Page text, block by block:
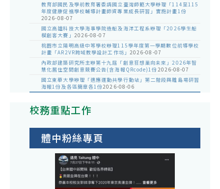
教育部國民及學前教育署委請國立臺灣師範大學辦理「114至115
年度健康促進學校輔導計畫師資專業成長研習」實施計畫1份
2026-08-07
國立高雄科技大學海事學院造船及海洋工程系辦理「2026學生船
模創客大賽」 2026-08-07
桃園市立陽明高級中等學校辦理115學年度第一學期數位前導學校
計畫「AR2VR跨域教學設計工作坊」 2026-08-07
內政部建築研究所主辦第十九屆「創意狂想巢向未來」2026年智
慧化居住空間創意競賽公告(含海報QRcode)1份2026-08-07
國立東華大學辦理「適應運動共學行動站」第二階段與離島場研習
海報1份及各區簡章各1份2026-08-06
校務重點工作
體中粉絲專頁